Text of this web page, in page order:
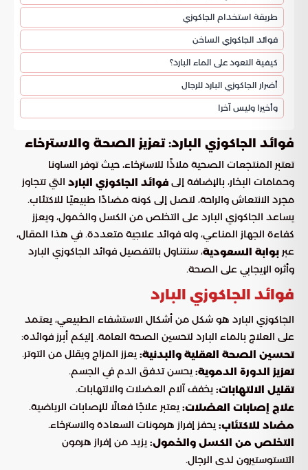
طريقة استخدام الجاكوزي
فوائد الجاكوزي الساخن
كيفية التعود على الماء البارد؟
أضرار الجاكوزي البارد للرجال
وأخيرا وليس آخرا
فوائد الجاكوزي البارد: تعزيز الصحة والاسترخاء
تعتبر المنتجعات الصحية ملاذًا للاسترخاء، حيث توفر الساونا
وحمامات البخار، بالإضافة إلى فوائد الجاكوزي البارد التي تتجاوز
مجرد الانتعاش والراحة، لتصل إلى كونه مضادًا طبيعيًا للاكتئاب.
يساعد الجاكوزي البارد على التخلص من الكسل والخمول، ويعزز
كفاءة الجهاز المناعي، وله فوائد علاجية متعددة. في هذا المقال،
عبر بوابة السعودية، سنتناول بالتفصيل فوائد الجاكوزي البارد
وأثره الإيجابي على الصحة.
فوائد الجاكوزي البارد
الجاكوزي البارد هو شكل من أشكال الاستشفاء الطبيعي، يعتمد
على العلاج بالماء البارد لتحسين الصحة العامة. إليكم أبرز فوائده:
تحسين الصحة العقلية والبدنية: يعزز المزاج ويقلل من التوتر.
تعزيز الدورة الدموية: يحسن تدفق الدم في الجسم.
تقليل الالتهابات: يخفف آلام العضلات والالتهابات.
علاج إصابات العضلات: يعتبر علاجًا فعالًا للإصابات الرياضية.
مضاد للاكتئاب: يحفز إفراز هرمونات السعادة والاسترخاء.
التخلص من الكسل والخمول: يزيد من إفراز هرمون
التستوستيرون لدى الرجال.